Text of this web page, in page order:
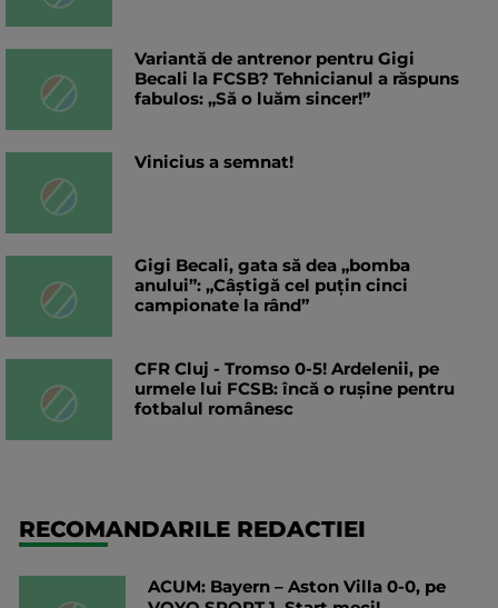
Variantă de antrenor pentru Gigi
Becali la FCSB? Tehnicianul a răspuns
fabulos: „Să o luăm sincer!”
Vinicius a semnat!
Gigi Becali, gata să dea „bomba
anului”: „Câștigă cel puțin cinci
campionate la rând”
CFR Cluj - Tromso 0-5! Ardelenii, pe
urmele lui FCSB: încă o rușine pentru
fotbalul românesc
RECOMANDARILE REDACTIEI
ACUM: Bayern – Aston Villa 0-0, pe